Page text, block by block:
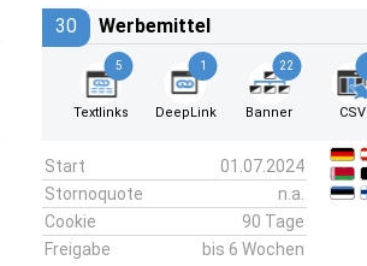
30 Werbemittel
5
Textlinks
1
DeepLink
22
Banner CSV
Start
01.07.2024
Stornoquote
n.a.
Cookie
90 Tage
Freigabe
bis 6 Wochen